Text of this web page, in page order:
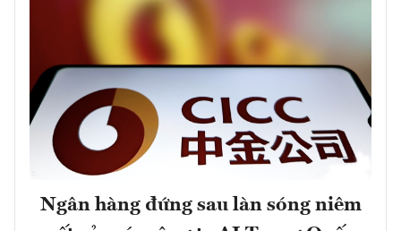
Ngân hàng đứng sau làn sóng niêm